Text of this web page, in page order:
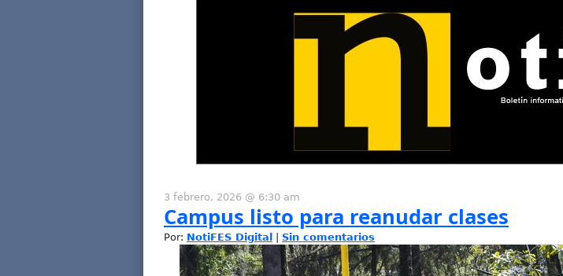
3 febrero, 2026 @ 6:30 am
Campus listo para reanudar clases
Por: NotiFES Digital Sin comentarios